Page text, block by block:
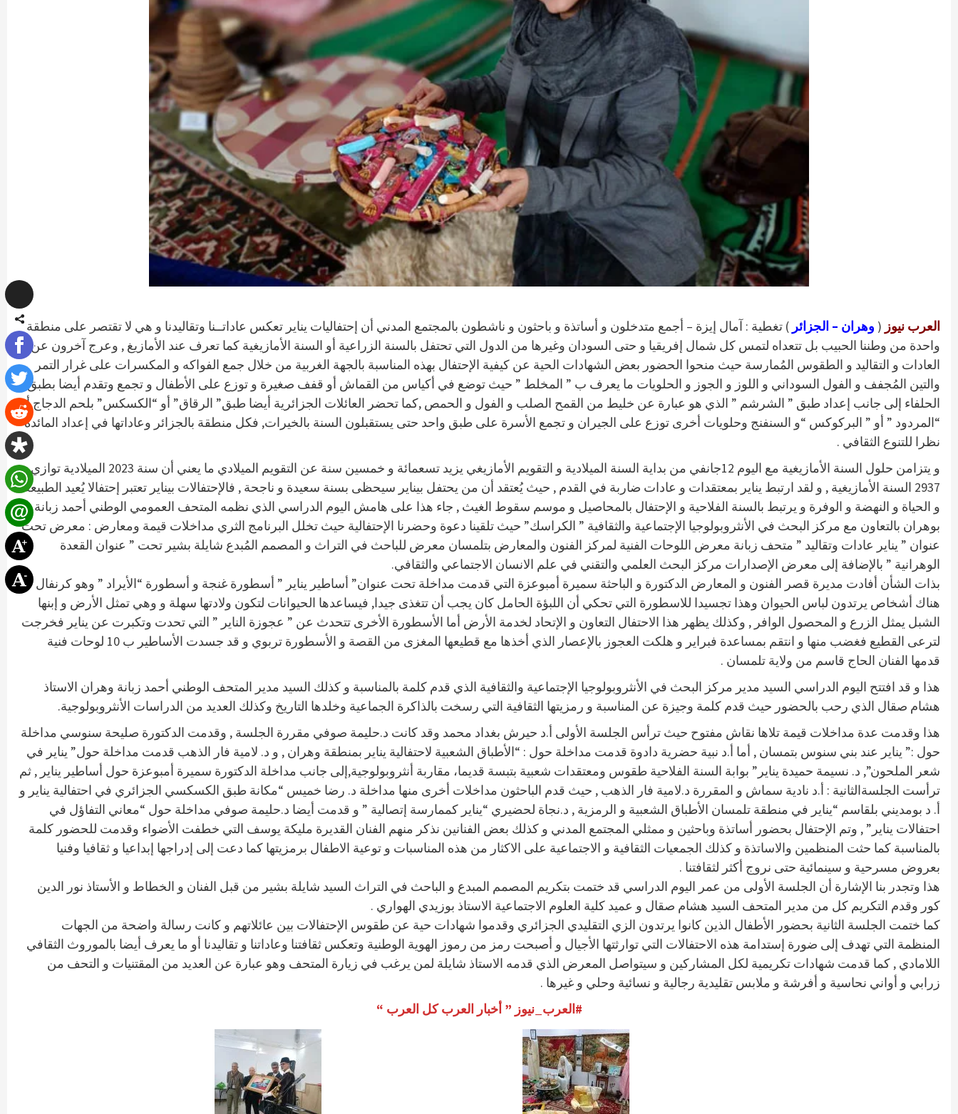
العرب نيوز ( وهران – الجزائر ) تغطية : آمال إيزة – أجمع متدخلون و أساتذة و باحثون و ناشطون بالمجتمع المدني أن إحتفاليات يناير تعكس عاداتــنا وتقاليدنا و هي لا تقتصر على منطقة
واحدة من وطننا الحبيب بل تتعداه لتمس كل شمال إفريقيا و حتى السودان وغيرها من الدول التي تحتفل بالسنة الزراعية أو السنة الأمازيغية كما تعرف عند الأمازيغ , وعرج آخرون عن
العادات و التقاليد و الطقوس المُمارسة حيث منحوا الحضور بعض الشهادات الحية عن كيفية الإحتفال بهذه المناسبة بالجهة الغربية من خلال جمع الفواكه و المكسرات على غرار التمر
والتين المُجفف و الفول السوداني و اللوز و الجوز و الحلويات ما يعرف ب ” المخلط ” حيث توضع في أكياس من القماش أو قفف صغيرة و توزع على الأطفال و تجمع وتقدم أيضا بطبق
الحلفاء إلى جانب إعداد طبق ” الشرشم ” الذي هو عبارة عن خليط من القمح الصلب و الفول و الحمص ,كما تحضر العائلات الجزائرية أيضا طبق” الرقاق” أو “الكسكس” بلحم الدجاج أو
“المردود ” أو ” البركوكس “و السنفنج وحلويات أخرى توزع على الجيران و تجمع الأسرة على طبق واحد حتى يستقبلون السنة بالخيرات, فكل منطقة بالجزائر وعاداتها في إعداد المائدة
نظرا للتنوع الثقافي .
و يتزامن حلول السنة الأمازيغية مع اليوم 12جانفي من بداية السنة الميلادية و التقويم الأمازيغي يزيد تسعمائة و خمسين سنة عن التقويم الميلادي ما يعني أن سنة 2023 الميلادية توازي
2937 السنة الأمازيغية , و لقد ارتبط يناير بمعتقدات و عادات ضاربة في القدم , حيث يُعتقد أن من يحتفل بيناير سيحظى بسنة سعيدة و ناجحة , فالإحتفالات بيناير تعتبر إحتفالا يُعيد الطبيعة
و الحياة و النهضة و الوفرة و يرتبط بالسنة الفلاحية و الإحتفال بالمحاصيل و موسم سقوط الغيث , جاء هذا على هامش اليوم الدراسي الذي نظمه المتحف العمومي الوطني أحمد زبانة
بوهران بالتعاون مع مركز البحث في الأنثروبولوجيا الإجتماعية والثقافية ” الكراسك” حيث تلقينا دعوة وحضرنا الإحتفالية حيث تخلل البرنامج الثري مداخلات قيمة ومعارض : معرض تحت
عنوان ” يناير عادات وتقاليد ” متحف زبانة معرض اللوحات الفنية لمركز الفنون والمعارض بتلمسان معرض للباحث في التراث و المصمم المُبدع شايلة بشير تحت ” عنوان القعدة
الوهرانية ” بالإضافة إلى معرض الإصدارات مركز البحث العلمي والتقني في علم الانسان الاجتماعي والثقافي.
بذات الشأن أفادت مديرة قصر الفنون و المعارض الدكتورة و الباحثة سميرة أمبوعزة التي قدمت مداخلة تحت عنوان” أساطير يناير ” أسطورة غنجة و أسطورة “الأيراد ” وهو كرنفال
هناك أشخاص يرتدون لباس الحيوان وهذا تجسيدا للاسطورة التي تحكي أن اللبؤة الحامل كان يجب أن تتغذى جيدا, فيساعدها الحيوانات لتكون ولادتها سهلة و وهي تمثل الأرض و إبنها
الشبل يمثل الزرع و المحصول الوافر , وكذلك يظهر هذا الاحتفال التعاون و الإتحاد لخدمة الأرض أما الأسطورة الأخرى تتحدث عن ” عجوزة الناير ” التي تحدت وتكبرت عن يناير فخرجت
لترعى القطيع فغضب منها و انتقم بمساعدة فبراير و هلكت العجوز بالإعصار الذي أخذها مع قطيعها المغزى من القصة و الأسطورة تربوي و قد جسدت الأساطير ب 10 لوحات فنية
قدمها الفنان الحاج قاسم من ولاية تلمسان .
هذا و قد افتتح اليوم الدراسي السيد مدير مركز البحث في الأنثروبولوجيا الإجتماعية والثقافية الذي قدم كلمة بالمناسبة و كذلك السيد مدير المتحف الوطني أحمد زبانة وهران الاستاذ
هشام صقال الذي رحب بالحضور حيث قدم كلمة وجيزة عن المناسبة و رمزيتها الثقافية التي رسخت بالذاكرة الجماعية وخلدها التاريخ وكذلك العديد من الدراسات الأنثروبولوجية.
هذا وقدمت عدة مداخلات قيمة تلاها نقاش مفتوح حيث ترأس الجلسة الأولى أ.د حيرش بغداد محمد وقد كانت د.حليمة صوفي مقررة الجلسة , وقدمت الدكتورة صليحة سنوسي مداخلة
حول :” يناير عند بني سنوس بتمسان , أما أ.د نبية حضرية دادوة قدمت مداخلة حول : “الأطباق الشعبية لاحتفالية يناير بمنطقة وهران , و د. لامية فار الذهب قدمت مداخلة حول” يناير في
شعر الملحون”, د. نسيمة حميدة يناير” بوابة السنة الفلاحية طقوس ومعتقدات شعبية بتبسة قديما، مقاربة أنثروبولوجية,إلى جانب مداخلة الدكتورة سميرة أمبوعزة حول أساطير يناير , ثم
ترأست الجلسةالثانية : أ.د نادية سماش و المقررة د.لامية فار الذهب , حيث قدم الباحثون مداخلات أخرى منها مداخلة د. رضا خميس “مكانة طبق الكسكسي الجزائري في احتفالية يناير و
أ. د بومديني بلقاسم “يناير في منطقة تلمسان الأطباق الشعبية و الرمزية , د.نجاة لحضيري “يناير كممارسة إتصالية ” و قدمت أيضا د.حليمة صوفي مداخلة حول “معاني التفاؤل في
احتفالات يناير” , وتم الإحتفال بحضور أساتذة وباحثين و ممثلي المجتمع المدني و كذلك بعض الفنانين نذكر منهم الفنان القديرة مليكة يوسف التي خطفت الأضواء وقدمت للحضور كلمة
بالمناسبة كما حثت المنظمين والاساتذة و كذلك الجمعيات الثقافية و الاجتماعية على الاكثار من هذه المناسبات و توعية الاطفال برمزيتها كما دعت إلى إدراجها إبداعيا و ثقافيا وفنيا
بعروض مسرحية و سينمائية حتى نروج أكثر لثقافتنا .
هذا وتجدر بنا الإشارة أن الجلسة الأولى من عمر اليوم الدراسي قد ختمت بتكريم المصمم المبدع و الباحث في التراث السيد شايلة بشير من قبل الفنان و الخطاط و الأستاذ نور الدين
كور وقدم التكريم كل من مدير المتحف السيد هشام صقال و عميد كلية العلوم الاجتماعية الاستاذ بوزيدي الهواري .
كما ختمت الجلسة الثانية بحضور الأطفال الذين كانوا يرتدون الزي التقليدي الجزائري وقدموا شهادات حية عن طقوس الإحتفالات بين عائلاتهم و كانت رسالة واضحة من الجهات
المنظمة التي تهدف إلى ضورة إستدامة هذه الاحتفالات التي توارثتها الأجيال و أصبحت رمز من رموز الهوية الوطنية وتعكس ثقافتنا وعاداتنا و تقاليدنا أو ما يعرف أيضا بالموروث الثقافي
اللامادي , كما قدمت شهادات تكريمية لكل المشاركين و سيتواصل المعرض الذي قدمه الاستاذ شايلة لمن يرغب في زيارة المتحف وهو عبارة عن العديد من المقتنيات و التحف من
زرابي و أواني نحاسية و أفرشة و ملابس تقليدية رجالية و نسائية وحلي و غيرها .
#العرب_نيوز ” أخبار العرب كل العرب “